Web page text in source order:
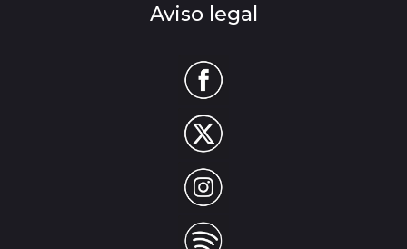
Aviso legal